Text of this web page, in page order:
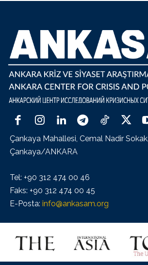
Çankaya Mahallesi, Cemal Nadir
Çankaya/ANKARA
Tel: +90 312 474 00 46
Faks: +90 312 474 00 45
E-Posta: info@ankasam.org